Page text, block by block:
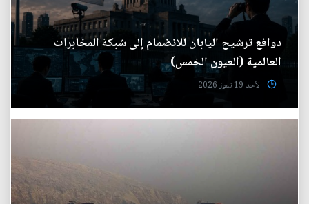
دوافع ترشيح اليابان للانضمام إلى شبكة المخابرات
العالمية (العيون الخمس)
الأحد 19 تموز 2026